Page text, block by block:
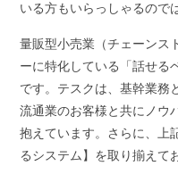
いる⽅もいらっしゃるので
量販型小売業（チェーンス
ーに特化している「話せる
です。テスクは、基幹業務
流通業のお客様と共にノウ
抱えています。さらに、上
るシステム】を取り揃えて